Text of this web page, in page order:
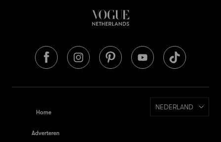
Home
Adverteren
NEDERLAND